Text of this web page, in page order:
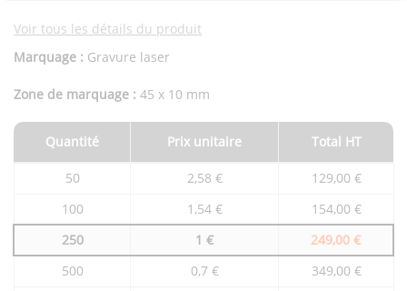
Voir tous les détails du produit
Marquage : Gravure laser
Zone de marquage : 45 x 10 mm
fonction
la
quantité
Quantité Prix unitaire Total HT
50 2,58 €
129,00 €
100
1,54 €
154,00 €
250
1 €
249,00 €
500
0,7 €
349,00 €